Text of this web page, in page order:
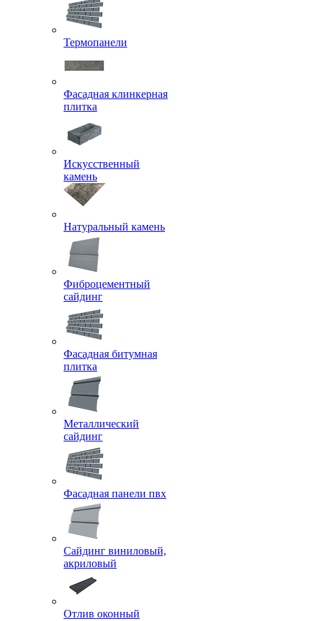
Термопанели
Фасадная клинкерная
плитка
Искусственный
камень
Натуральный камень
Фиброцементный
сайдинг
Фасадная битумная
плитка
Металлический
сайдинг
Фасадная панели пвх
Сайдинг виниловый,
акриловый
Отлив оконный